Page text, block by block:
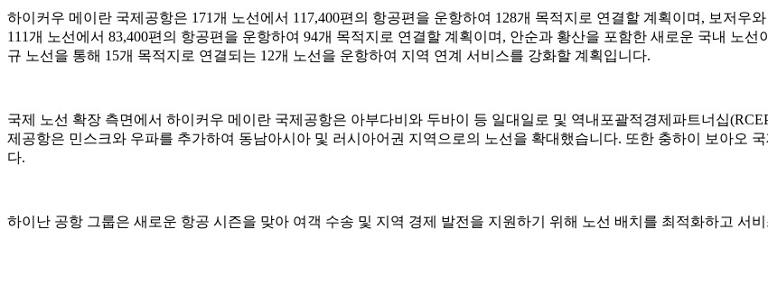
하이커우 메이란 국제공항은 171개 노선에서 117,400편의 항공편을 운항하여 128개 목적지로 연결할 계획이며, 보저우
111개 노선에서 83,400편의 항공편을 운항하여 94개 목적지로 연결할 계획이며, 안순과 황산을 포함한 새로운 국내 노
규 노선을 통해 15개 목적지로 연결되는 12개 노선을 운항하여 지역 연계 서비스를 강화할 계획입니다.
국제 노선 확장 측면에서 하이커우 메이란 국제공항은 아부다비와 두바이 등 일대일로 및 역내포괄적경제파트너십
제공항은 민스크와 우파를 추가하여 동남아시아 및 러시아어권 지역으로의 노선을 확대했습니다. 또한 충하이 보아오
다.
하이난 공항 그룹은 새로운 항공 시즌을 맞아 여객 수송 및 지역 경제 발전을 지원하기 위해 노선 배치를 최적화하고 서